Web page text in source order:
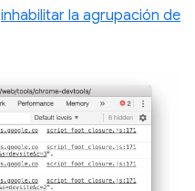
inhabilitar la agrupación de